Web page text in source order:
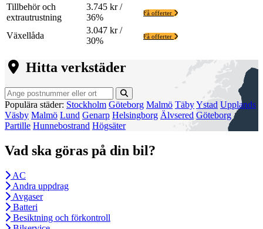
Tillbehör och
extrautrustning
3.745 kr /
36%
Få offerter
Växellåda
3.047 kr /
30%
Få offerter
Hitta verkstäder
Populära städer: Stockholm Göteborg Malmö TäbyYstad Upplands
Väsby Malmö Lund Genarp Helsingborg Älvsered Göteborg
Partille Hunnebostrand Högsäter
Vad ska göras på din bil?
AC
Andra uppdrag
Avgaser
Batteri
Besiktning och förkontroll